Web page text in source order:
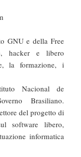
GNU e della Free
hacker e libero
la formazione, i
Nacional de
Brasiliano.
del progetto di
software libero,
informatica